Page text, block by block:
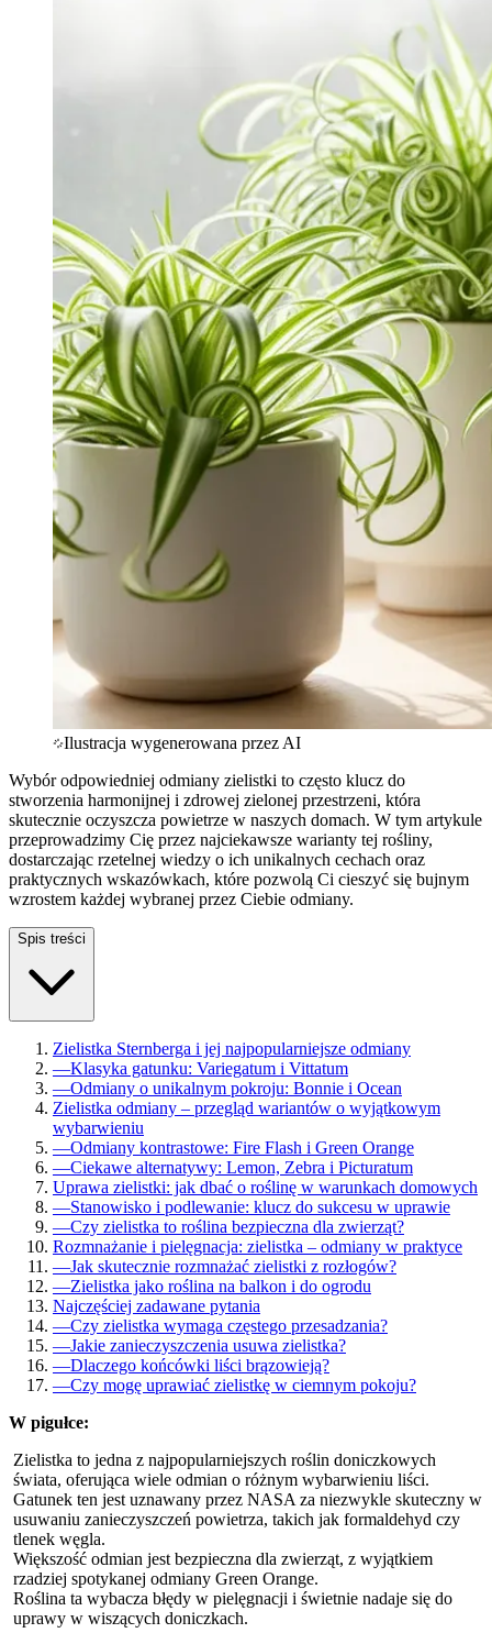
Ilustracja wygenerowana przez AI
Wybór odpowiedniej odmiany zielistki to często klucz do
stworzenia harmonijnej i zdrowej zielonej przestrzeni, która
skutecznie oczyszcza powietrze w naszych domach. W tym artykule
przeprowadzimy Cię przez najciekawsze warianty tej rośliny,
dostarczając rzetelnej wiedzy o ich unikalnych cechach oraz
praktycznych wskazówkach, które pozwolą Ci cieszyć się bujnym
wzrostem każdej wybranej przez Ciebie odmiany.
Spis treści
Zielistka Sternberga i jej najpopularniejsze odmiany
—Klasyka gatunku: Variegatum i Vittatum
—Odmiany o unikalnym pokroju: Bonnie i Ocean
Zielistka odmiany – przegląd wariantów o wyjątkowym
wybarwieniu
—Odmiany kontrastowe: Fire Flash i Green Orange
—Ciekawe alternatywy: Lemon, Zebra i Picturatum
Uprawa zielistki: jak dbać o roślinę w warunkach domowych
—Stanowisko i podlewanie: klucz do sukcesu w uprawie
—Czy zielistka to roślina bezpieczna dla zwierząt?
Rozmnażanie i pielęgnacja: zielistka – odmiany w praktyce
—Jak skutecznie rozmnażać zielistki z rozłogów?
—Zielistka jako roślina na balkon i do ogrodu
Najczęściej zadawane pytania
—Czy zielistka wymaga częstego przesadzania?
—Jakie zanieczyszczenia usuwa zielistka?
—Dlaczego końcówki liści brązowieją?
—Czy mogę uprawiać zielistkę w ciemnym pokoju?
W pigułce:
Zielistka to jedna z najpopularniejszych roślin doniczkowych
świata, oferująca wiele odmian o różnym wybarwieniu liści.
Gatunek ten jest uznawany przez NASA za niezwykle skuteczny w
usuwaniu zanieczyszczeń powietrza, takich jak formaldehyd czy
tlenek węgla.
Większość odmian jest bezpieczna dla zwierząt, z wyjątkiem
rzadziej spotykanej odmiany Green Orange.
Roślina ta wybacza błędy w pielęgnacji i świetnie nadaje się do
uprawy w wiszących doniczkach.